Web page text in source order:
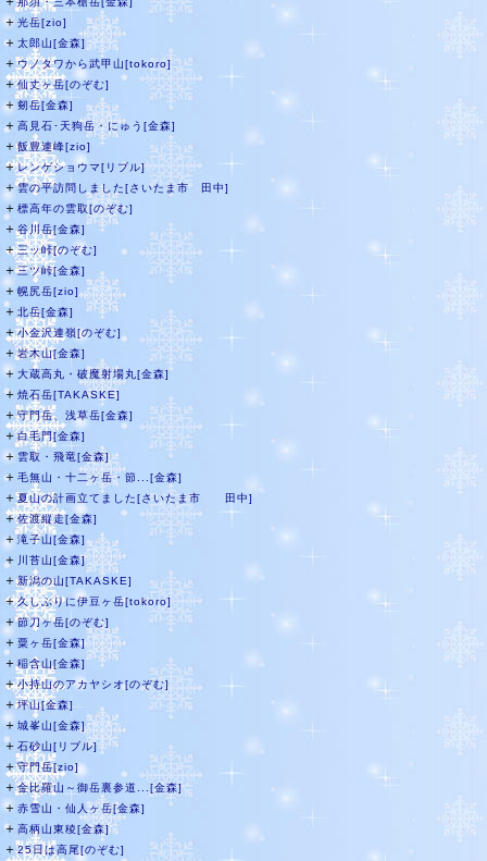
＋ 光岳[zio]
＋ 太郎山[金森]
＋ウノタワから武甲山[tokoro]
＋仙丈ヶ岳[のぞむ]
＋ 剱岳[金森]
＋ 高見石･天狗岳・にゅう[金森]
＋飯豊連峰[zio]
＋レンゲショウマ[リブル]
＋雲の平訪問しました[さいたま市 田中]
＋ 標高年の雲取[のぞむ]
＋谷川岳[金森]
＋三ッ峠[のぞむ]
＋三ツ峠[金森]
＋ 幌尻岳[zio]
＋ 北岳[金森]
＋小金沢連嶺[のぞむ]
＋岩木山[金森]
＋ 大蔵高丸・破魔射場丸[金森]
＋ 焼石岳[TAKASKE]
＋守門岳、浅草岳[金森]
＋白毛門[金森]
＋ 雲取・飛竜[金森]
＋ 毛無山・十二ヶ岳・節...[金森]
＋夏山の計画立てました[さいたま市 田中]
＋佐渡縦走[金森]
＋滝子山[金森]
＋ 川苔山[金森]
＋新潟の山[TAKASKE]
＋久しぶりに伊豆ヶ岳[tokoro]
＋節刀ヶ岳[のぞむ]
＋ 粟ヶ岳[金森]
＋稲含山[金森]
＋小持山のアカヤシオ[のぞむ]
＋坪山[金森]
＋ 城峯山[金森]
＋ 石砂山[リブル]
＋守門岳[zio]
＋金比羅山～御岳裏参道...[金森]
＋ 赤雪山・仙人ヶ岳[金森]
＋ 高柄山東稜[金森]
＋25日は高尾[のぞむ]